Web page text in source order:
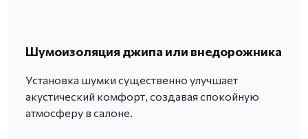
Шумоизоляция джипа или внедорожника
Установка шумки существенно улучшает
акустический комфорт, создавая спокойную
атмосферу в салоне.